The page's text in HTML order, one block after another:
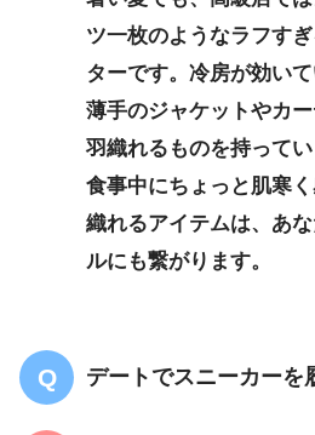
ツ一枚のようなラフす
ターです。冷房が効い
薄手のジャケットやカ
羽織れるものを持ってい
食事中にちょっと肌寒
織れるアイテムは、あ
ルにも繋がります。
デートでスニーカーを